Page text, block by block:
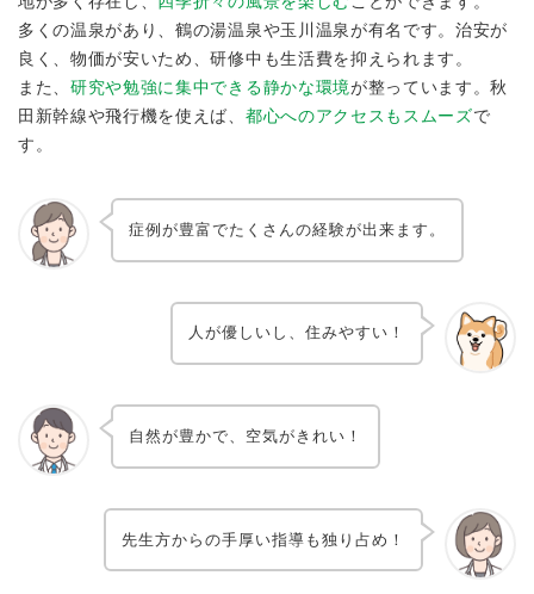
多くの温泉があり、鶴の湯温泉や玉川温泉が有名です。治安が
良く、物価が安いため、研修中も生活費を抑えられます。
また、研究や勉強に集中できる静かな環境が整っています。秋
田新幹線や飛行機を使えば、 都心へのアクセスもスムーズで
す。
症例が豊富でたくさんの経験が出来ます。
人が優しいし、住みやすい！
自然が豊かで、空気がきれい！
先生方からの手厚い指導も独り占め！